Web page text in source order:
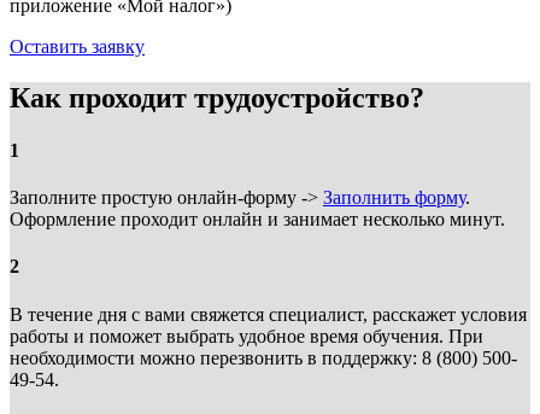
приложение «Мой налог»)
Оставить заявку
Как проходит трудоустройство?
1
Заполните простую онлайн-форму -> Заполнить форму.
Оформление проходит онлайн и занимает несколько минут.
2
В течение дня с вами свяжется специалист, расскажет условия
работы и поможет выбрать удобное время обучения. При
необходимости можно перезвонить в поддержку: 8 (800) 500-
49-54.